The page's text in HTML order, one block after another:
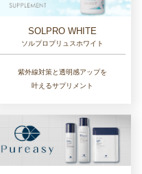
SOLPRO WHITE
ソルプロプリュスホワイト
紫外線対策と透明感アップを
叶えるサプリメント